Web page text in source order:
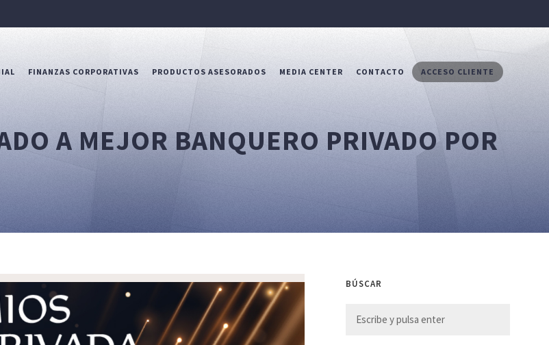
FINANZAS CORPORATIVAS PRODUCTOS ASESORADOS MEDIA CENTER CONTACTO ACCESO CLIENTE
A MEJOR BANQUERO PRIVADO POR
BÚSCAR